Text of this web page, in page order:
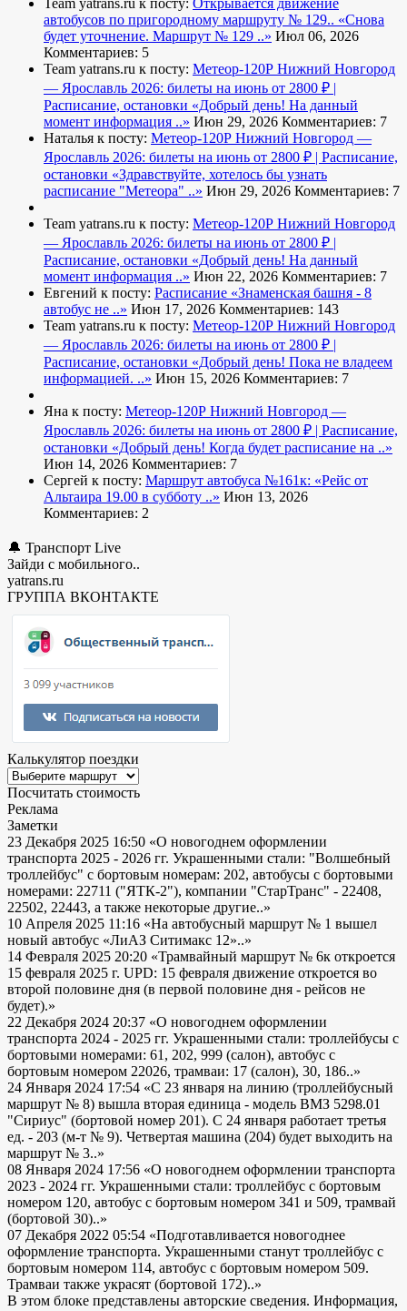
Team yatrans.ru к посту: Открывается движение
автобусов по пригородному маршруту № 129.. «Снова
будет уточнение. Маршрут № 129 ..» Июл 06, 2026
Комментариев: 5
Team yatrans.ru к посту: Метеор-120Р Нижний Новгород
— Ярославль 2026: билеты на июнь от 2800 ₽ |
Расписание, остановки «Добрый день! На данный
момент информация ..» Июн 29, 2026 Комментариев: 7
Наталья к посту: Метеор-120Р Нижний Новгород —
Ярославль 2026: билеты на июнь от 2800 ₽ | Расписание,
остановки «Здравствуйте, хотелось бы узнать
расписание "Метеора" ..» Июн 29, 2026 Комментариев: 7
Team yatrans.ru к посту: Метеор-120Р Нижний Новгород
— Ярославль 2026: билеты на июнь от 2800 ₽ |
Расписание, остановки «Добрый день! На данный
момент информация ..» Июн 22, 2026 Комментариев: 7
Евгений к посту: Расписание «Знаменская башня - 8
автобус не ..» Июн 17, 2026 Комментариев: 143
Team yatrans.ru к посту: Метеор-120Р Нижний Новгород
— Ярославль 2026: билеты на июнь от 2800 ₽ |
Расписание, остановки «Добрый день! Пока не владеем
информацией. ..» Июн 15, 2026 Комментариев: 7
Яна к посту: Метеор-120Р Нижний Новгород —
Ярославль 2026: билеты на июнь от 2800 ₽ | Расписание,
остановки «Добрый день! Когда будет расписание на ..»
Июн 14, 2026 Комментариев: 7
Сергей к посту: Маршрут автобуса №161к: «Рейс от
Альтаира 19.00 в субботу ..» Июн 13, 2026
Комментариев: 2
🔔 Транспорт Live
Зайди с мобильного..
yatrans.ru
ГРУППА ВКОНТАКТЕ
Калькулятор поездки
Посчитать стоимость
Реклама
Заметки
23 Декабря 2025 16:50 «О новогоднем оформлении
транспорта 2025 - 2026 гг. Украшенными стали: "Волшебный
троллейбус" с бортовым номерам: 202, автобусы с бортовыми
номерами: 22711 ("ЯТК-2"), компании "СтарТранс" - 22408,
22502, 22443, а также некоторые другие..»
10 Апреля 2025 11:16 «На автобусный маршрут № 1 вышел
новый автобус «ЛиАЗ Ситимакс 12»..»
14 Февраля 2025 20:20 «Трамвайный маршрут № 6к откроется
15 февраля 2025 г. UPD: 15 февраля движение откроется во
второй половине дня (в первой половине дня - рейсов не
будет).»
22 Декабря 2024 20:37 «О новогоднем оформлении
транспорта 2024 - 2025 гг. Украшенными стали: троллейбусы с
бортовыми номерами: 61, 202, 999 (салон), автобус с
бортовым номером 22026, трамваи: 17 (салон), 30, 186..»
24 Января 2024 17:54 «С 23 января на линию (троллейбусный
маршрут № 8) вышла вторая единица - модель ВМЗ 5298.01
"Сириус" (бортовой номер 201). С 24 января работает третья
ед. - 203 (м-т № 9). Четвертая машина (204) будет выходить на
маршрут № 3..»
08 Января 2024 17:56 «О новогоднем оформлении транспорта
2023 - 2024 гг. Украшенными стали: троллейбус с бортовым
номером 120, автобус с бортовым номером 341 и 509, трамвай
(бортовой 30)..»
07 Декабря 2022 05:54 «Подготавливается новогоднее
оформление транспорта. Украшенными станут троллейбус с
бортовым номером 114, автобус с бортовым номером 509.
Трамваи также украсят (бортовой 172)..»
В этом блоке представлены авторские сведения. Информация,